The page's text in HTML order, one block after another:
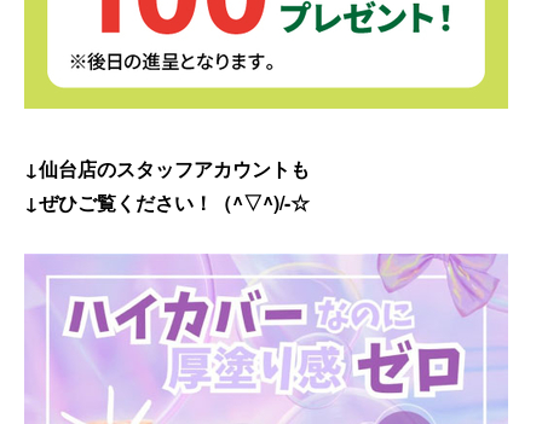
↓仙台店のスタッフアカウントも
↓ぜひご覧ください！（^▽^)/-☆